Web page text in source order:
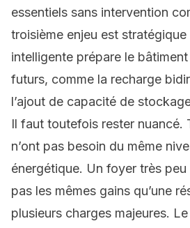
essentiels sans intervention
troisième enjeu est
intelligente prépare le
futurs, comme la recharge
l’ajout de capacité de
Il faut toutefois rester nuancé.
n’ont pas besoin du même
énergétique. Un foyer très peu
pas les mêmes gains qu’une
plusieurs charges majeures.